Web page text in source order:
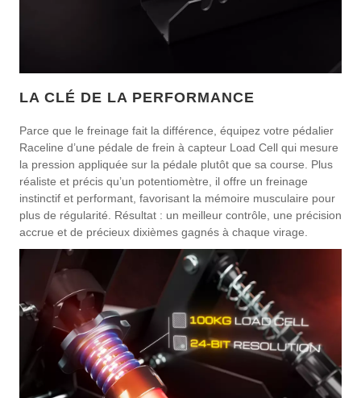
LA CLÉ DE LA PERFORMANCE
Parce que le freinage fait la différence, équipez votre pédalier
Raceline d’une pédale de frein à capteur Load Cell qui mesure
la pression appliquée sur la pédale plutôt que sa course. Plus
réaliste et précis qu’un potentiomètre, il offre un freinage
instinctif et performant, favorisant la mémoire musculaire pour
plus de régularité. Résultat : un meilleur contrôle, une précision
accrue et de précieux dixièmes gagnés à chaque virage.